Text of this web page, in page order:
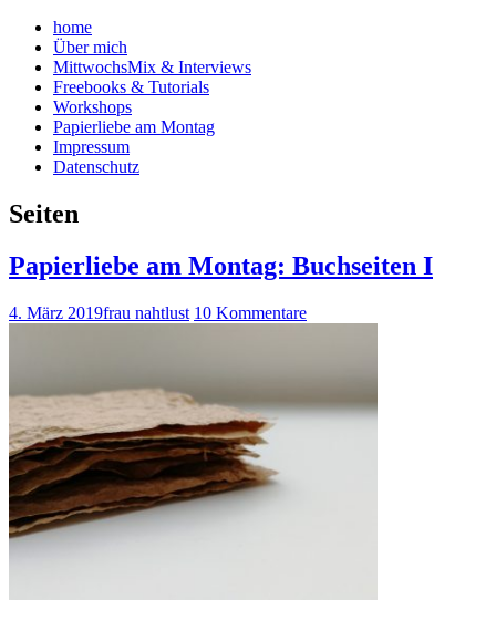
home
Über mich
MittwochsMix & Interviews
Freebooks & Tutorials
Workshops
Papierliebe am Montag
Impressum
Datenschutz
Seiten
Papierliebe am Montag: Buchseiten I
4. März 2019frau nahtlust 10 Kommentare